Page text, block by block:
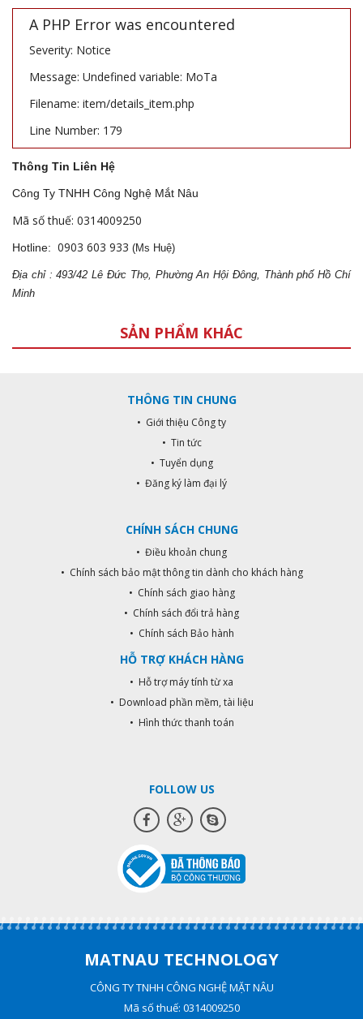
A PHP Error was encountered
Severity: Notice
Message: Undefined variable: MoTa
Filename: item/details_item.php
Line Number: 179
Thông Tin Liên Hệ
Công Ty TNHH Công Nghệ Mắt Nâu
Mã số thuế: 0314009250
Hotline: 0903 603 933 (Ms Huệ)
Địa chỉ : 493/42 Lê Đức Thọ, Phường An Hội Đông, Thành phố Hồ Chí
Minh
SẢN PHẨM KHÁC
THÔNG TIN CHUNG
• Giới thiệu Công ty
• Tin tức
• Tuyển dụng
• Đăng ký làm đại lý
CHÍNH SÁCH CHUNG
• Điều khoản chung
• Chính sách bảo mật thông tin dành cho khách hàng
• Chính sách giao hàng
• Chính sách đổi trả hàng
• Chính sách Bảo hành
HỖ TRỢ KHÁCH HÀNG
• Hỗ trợ máy tính từ xa
• Download phần mềm, tài liệu
• Hình thức thanh toán
FOLLOW US
MATNAU TECHNOLOGY
CÔNG TY TNHH CÔNG NGHỆ MẶT NÂU
Mã số thuế: 0314009250